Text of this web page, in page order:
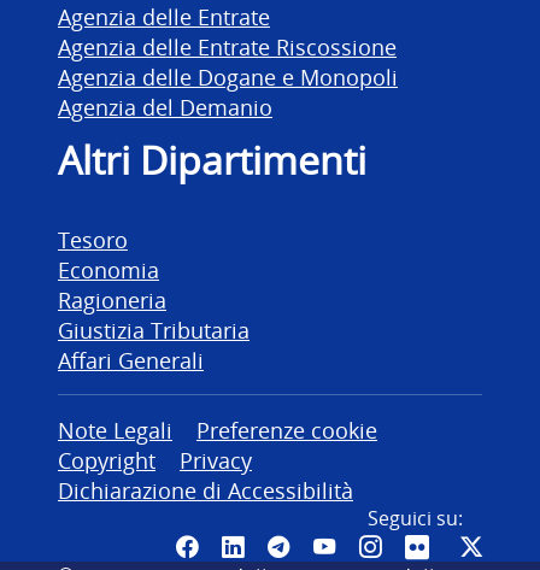
Agenzia delle Entrate
Agenzia delle Entrate Riscossione
Agenzia delle Dogane e Monopoli
Agenzia del Demanio
Altri Dipartimenti
Tesoro
Economia
Ragioneria
Giustizia Tributaria
Affari Generali
Altre informazioni
Note Legali
Preferenze cookie
Copyright
Privacy
Dichiarazione di Accessibilità
Seguici su:
Pagina Facebook del MEF -
Canale LinkedIn del MEF
Canale Telegram del
Canale YouTube del
CanaleCanale